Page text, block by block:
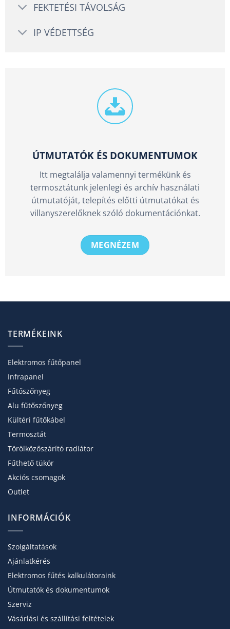
FEKTETÉSI TÁVOLSÁG
IP VÉDETTSÉG
ÚTMUTATÓK ÉS DOKUMENTUMOK
Itt megtalálja valamennyi termékünk és
termosztátunk jelenlegi és archív használati
útmutatóját, telepítés előtti útmutatókat és
villanyszerelőknek szóló dokumentációnkat.
MEGNÉZEM
TERMÉKEINK
Elektromos fűtőpanel
Infrapanel
Fűtőszőnyeg
Alu fűtőszőnyeg
Kültéri fűtőkábel
Termosztát
Törölköző­szárító radiátor
Fűthető tükör
Akciós csomagok
Outlet
INFORMÁCIÓK
Szolgáltatások
Ajánlatkérés
Elektromos fűtés kalkulátoraink
Útmutatók és dokumentumok
Szerviz
Vásárlási és szállítási feltételek